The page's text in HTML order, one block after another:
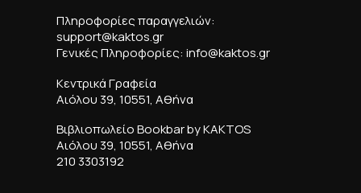
Πληροφορίες παραγγελιών:
support@kaktos.gr
Γενικές Πληροφορίες: info@kaktos.gr
Κεντρικά Γραφεία
Αιόλου 39, 10551, Αθήνα
Βιβλιοπωλείο Bookbar by KAKTOS
Αιόλου 39, 10551, Αθήνα
210 3303192